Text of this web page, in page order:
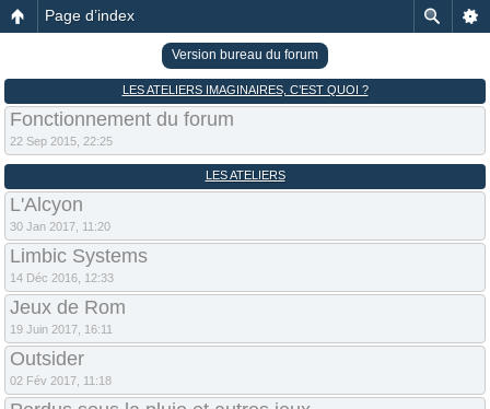
Page d’index
Version bureau du forum
LES ATELIERS IMAGINAIRES, C’EST QUOI ?
Fonctionnement du forum
22 Sep 2015, 22:25
LES ATELIERS
L'Alcyon
30 Jan 2017, 11:20
Limbic Systems
14 Déc 2016, 12:33
Jeux de Rom
19 Juin 2017, 16:11
Outsider
02 Fév 2017, 11:18